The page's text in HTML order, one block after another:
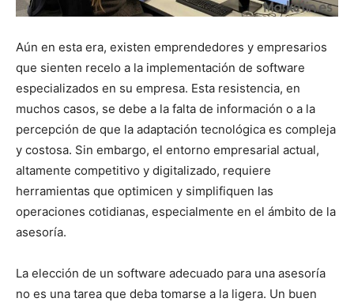
Aún en esta era, existen emprendedores y empresarios
que sienten recelo a la implementación de software
especializados en su empresa. Esta resistencia, en
muchos casos, se debe a la falta de información o a la
percepción de que la adaptación tecnológica es compleja
y costosa. Sin embargo, el entorno empresarial actual,
altamente competitivo y digitalizado, requiere
herramientas que optimicen y simplifiquen las
operaciones cotidianas, especialmente en el ámbito de la
asesoría.
La elección de un software adecuado para una asesoría
no es una tarea que deba tomarse a la ligera. Un buen